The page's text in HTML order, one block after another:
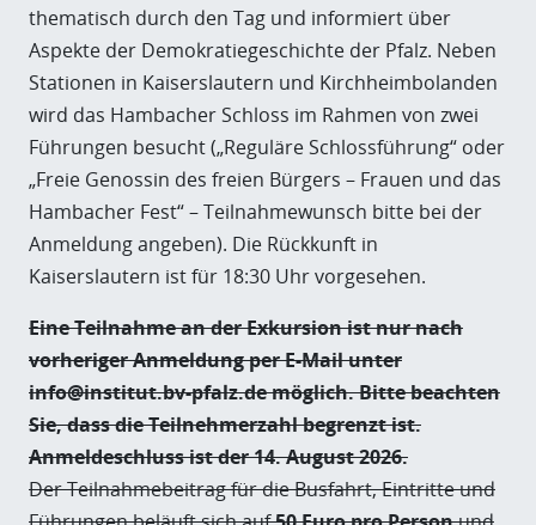
thematisch durch den Tag und informiert über
Aspekte der Demokratiegeschichte der Pfalz. Neben
Stationen in Kaiserslautern und Kirchheimbolanden
wird das Hambacher Schloss im Rahmen von zwei
Führungen besucht („Reguläre Schlossführung“ oder
„Freie Genossin des freien Bürgers – Frauen und das
Hambacher Fest“ – Teilnahmewunsch bitte bei der
Anmeldung angeben). Die Rückkunft in
Kaiserslautern ist für 18:30 Uhr vorgesehen.
Eine Teilnahme an der Exkursion ist nur nach
vorheriger Anmeldung per E-Mail unter
info@institut.bv-pfalz.de möglich. Bitte beachten
Sie, dass die Teilnehmerzahl begrenzt ist.
Anmeldeschluss ist der 14. August 2026.
Der Teilnahmebeitrag für die Busfahrt, Eintritte und